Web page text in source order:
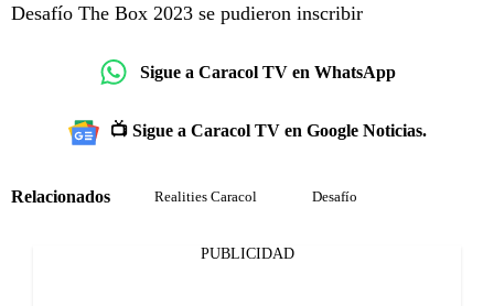
Desafío The Box 2023 se pudieron inscribir
Sigue a Caracol TV en WhatsApp
📺 Sigue a Caracol TV en Google Noticias.
Relacionados Realities Caracol Desafío
PUBLICIDAD